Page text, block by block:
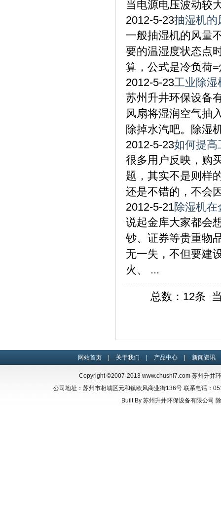
当电源电压波动较
2012-5-23抽湿机的
一般抽湿机的风量
要的温湿度状态点
算，公式是冷负荷
2012-5-23工业除湿
苏州升井环保设备
风扇将湿润空气抽
除掉水汽吧。除湿
2012-5-23如何提高
很多用户反映，购
题，其实不是则样
还是不错的，不会
2012-5-21除湿机
说起金库大家都会
钞、证券等贵重物
无一失，不但要建
火、 ...
总数：12条
网站首页 关于我们 产品中心 新闻资讯
Copyright ©2007-2013 www.chushi7.com苏州升井
公司地址：苏州市相城区元和镇欧风商业街136号 联系电话：
Built By 苏州升井环保设备有限公司